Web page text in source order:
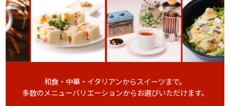
和食・中華・イタリアンからスイーツまで。
多数のメニューバリエーションからお選びいただけます。